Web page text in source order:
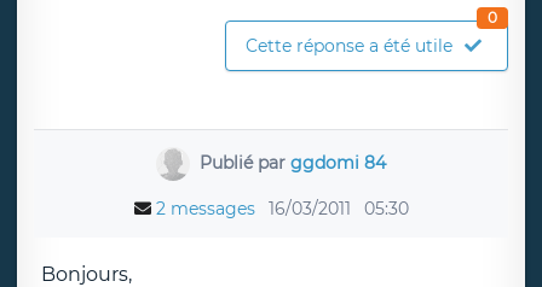
Cette réponse a été utile
0
Publié par ggdomi 84
2 messages 16/03/2011 05:30
Bonjours,